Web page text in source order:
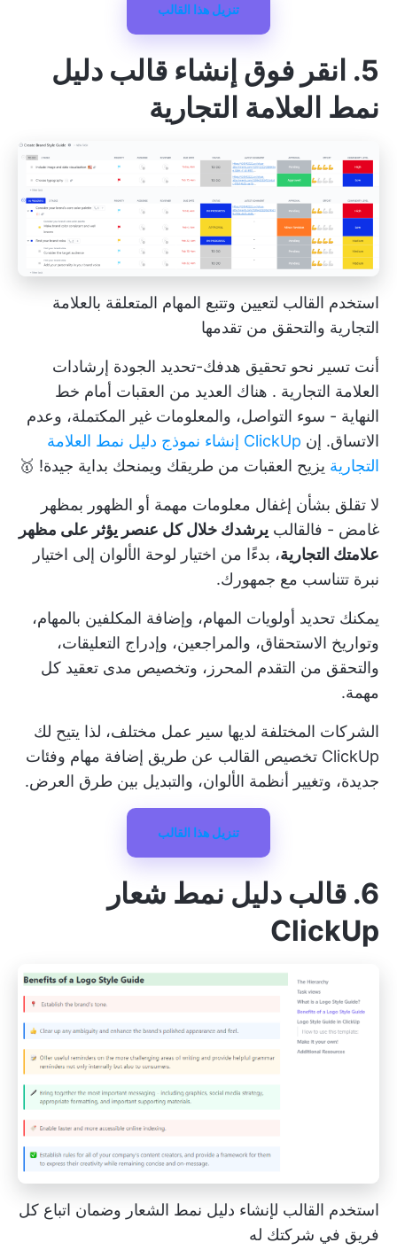
تنزيل هذا القالب
5. انقر فوق إنشاء قالب دليل
نمط العلامة التجارية
استخدم القالب لتعيين وتتبع المهام المتعلقة بالعلامة
التجارية والتحقق من تقدمها
أنت تسير نحو تحقيق هدفك-تحديد الجودة إرشادات
العلامة التجارية . هناك العديد من العقبات أمام خط
النهاية - سوء التواصل، والمعلومات غير المكتملة، وعدم
الاتساق. إن
ClickUp إنشاء نموذج دليل نمط العلامة
التجارية يزيح العقبات من طريقك ويمنحك بداية جيدة! 🥇
لا تقلق بشأن إغفال معلومات مهمة أو الظهور بمظهر
غامض - فالقالب يرشدك خلال كل عنصر يؤثر على مظهر
علامتك التجارية، بدءًا من اختيار لوحة الألوان إلى اختيار
نبرة تتناسب مع جمهورك.
يمكنك تحديد أولويات المهام، وإضافة المكلفين بالمهام،
وتواريخ الاستحقاق، والمراجعين، وإدراج التعليقات،
والتحقق من التقدم المحرز، وتخصيص مدى تعقيد كل
مهمة.
الشركات المختلفة لديها سير عمل مختلف، لذا يتيح لك
ClickUp تخصيص القالب عن طريق إضافة مهام وفئات
جديدة، وتغيير أنظمة الألوان، والتبديل بين طرق العرض.
تنزيل هذا القالب
6. قالب دليل نمط شعار
ClickUp
استخدم القالب لإنشاء دليل نمط الشعار وضمان اتباع كل
فريق في شركتك له